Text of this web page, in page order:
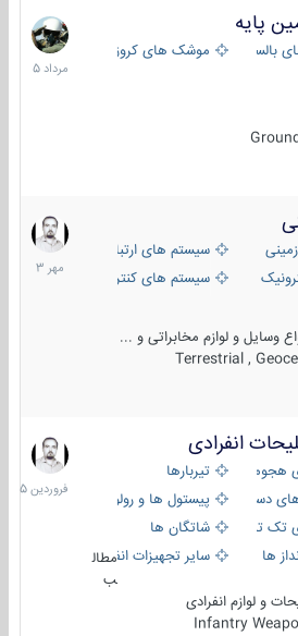
پایه
موشک های کروز
2
مرداد
1405
سیستم های ارتباطی و جمع آوری
سیستم های کنترل آتش و تجهیزات
وسایل و لوازم مخابراتی و ...
Terrestrial ,
1
مهر
1403
انفرادی
تیربارها
دستی
پیستول ها و رولورها
تیر اندازیشاتگان ها
ها
سایر تجهیزات انفرادی
مطال
ب
و لوازم انفرادی
Infantry
17
فروردین
1405